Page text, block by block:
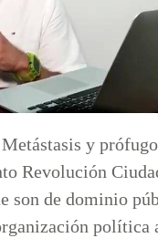
y
Revolución
son de dominio
política